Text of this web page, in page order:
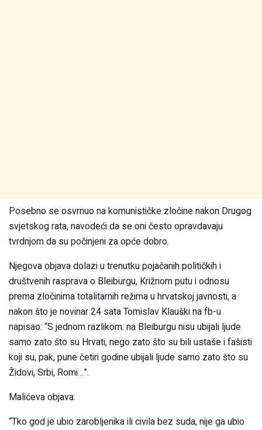
Posebno se osvrnuo na komunističke zločine nakon Drugog
svjetskog rata, navodeći da se oni često opravdavaju
tvrdnjom da su počinjeni za opće dobro.
Njegova objava dolazi u trenutku pojačanih političkih i
društvenih rasprava o Bleiburgu, Križnom putu i odnosu
prema zločinima totalitarnih režima u hrvatskoj javnosti, a
nakon što je novinar 24 sata Tomislav Klauški na fb-u
napisao: “S jednom razlikom: na Bleiburgu nisu ubijali ljude
samo zato što su Hrvati, nego zato što su bili ustaše i fašisti
koji su, pak, pune četiri godine ubijali ljude samo zato što su
Židovi, Srbi, Romi…”.
Malićeva objava:
“Tko god je ubio zarobljenika ili civila bez suda, nije ga ubio